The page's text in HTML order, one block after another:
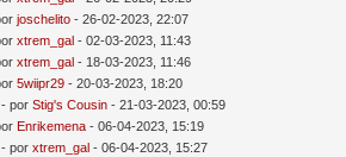
joschelito - 26-02-2023, 22:07
xtrem_gal - 02-03-2023, 11:43
xtrem_gal - 18-03-2023, 11:46
5wiipr29 - 20-03-2023, 18:20
- por Stig's Cousin - 21-03-2023, 00:59
Enrikemena - 06-04-2023, 15:19
- por xtrem_gal - 06-04-2023, 15:27